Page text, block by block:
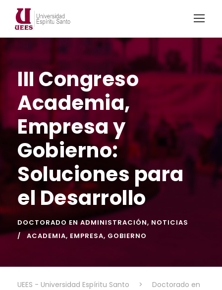
III Congreso
Academia,
Empresa y
Gobierno:
Soluciones para
el Desarrollo
DOCTORADO EN ADMINISTRACIÓN, NOTICIAS
ACADEMIA, EMPRESA, GOBIERNO
UEES - Universidad Espíritu Santo >
Doctorado en